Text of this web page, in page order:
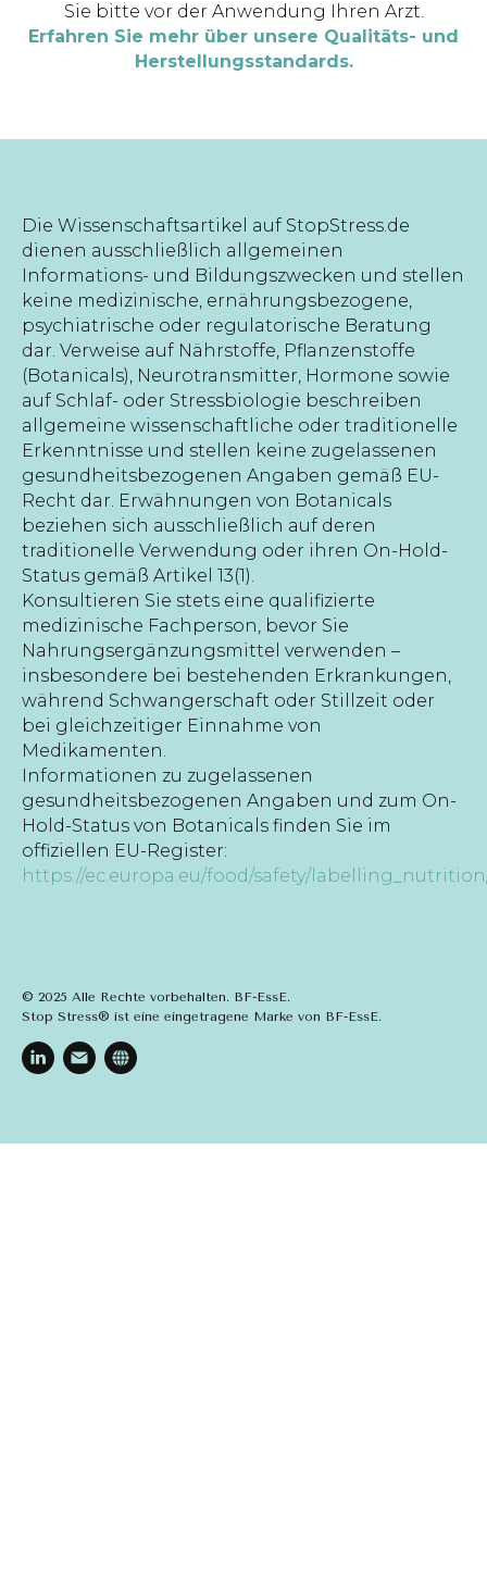
Sie bitte vor der Anwendung Ihren Arzt.
Erfahren Sie mehr über unsere Qualitäts- und
Herstellungsstandards.
Die Wissenschaftsartikel auf StopStress.de
dienen ausschließlich allgemeinen
Informations- und Bildungszwecken und stellen
keine medizinische, ernährungsbezogene,
psychiatrische oder regulatorische Beratung
dar. Verweise auf Nährstoffe, Pflanzenstoffe
(Botanicals), Neurotransmitter, Hormone sowie
auf Schlaf- oder Stressbiologie beschreiben
allgemeine wissenschaftliche oder traditionelle
Erkenntnisse und stellen keine zugelassenen
gesundheitsbezogenen Angaben gemäß EU-
Recht dar. Erwähnungen von Botanicals
beziehen sich ausschließlich auf deren
traditionelle Verwendung oder ihren On-Hold-
Status gemäß Artikel 13(1).
Konsultieren Sie stets eine qualifizierte
medizinische Fachperson, bevor Sie
Nahrungsergänzungsmittel verwenden –
insbesondere bei bestehenden Erkrankungen,
während Schwangerschaft oder Stillzeit oder
bei gleichzeitiger Einnahme von
Medikamenten.
Informationen zu zugelassenen
gesundheitsbezogenen Angaben und zum On-
Hold-Status von Botanicals finden Sie im
offiziellen EU-Register:
https://ec.europa.eu/food/safety/
© 2025 Alle Rechte vorbehalten. BF-EssE.
Stop Stress® ist eine eingetragene Marke von BF-EssE.